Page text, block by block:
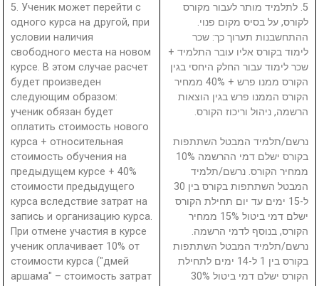
5. Ученик может перейти с
одного курса на другой, при
условии наличия
свободного места на новом
курсе. В этом случае расчет
будет произведен
следующим образом:
ученик обязан будет
оплатить стоимость нового
курса + относительная
стоимость обучения на
предыдущем курсе + 40%
стоимости предыдущего
курса вследствие затрат на
запись и организацию курса.
При отмене участия в курсе
ученик оплачивает 10% от
стоимости курса ("дмей
аршама" – стоимость затрат
5. לתלמיד מותר לעבור מקורס
לקורס, על בסיס מקום פנוי.
ההתחשבנות תערוך כך: שכר
לימוד בקורס אליו עובר התלמיד +
שכר לימוד עבור החלק היחסי בגין
הקורס ממנו פרש + 40% ממחיר
הקורס הממנו פרש בגין הוצאות
הרשמה, ניהול וריכוז הקורס.
נרשם/תלמיד המבטל השתתפות
בקורס ישלם דמי ההרשמה 10%
ממחיר הקורס. נרשם/תלמיד
המבטל השתתפות בקורס בין 30
ל-15 ימים עד יום תחילת הקורס
ישלם דמי ביטול 15% ממחיר
הקורס, בנוסף לדמי הרשמה.
נרשם/תלמיד המבטל השתתפות
בקורס בין 1 ל-14 ימים לתחילת
הקורס ישלם דמי ביטול 30%